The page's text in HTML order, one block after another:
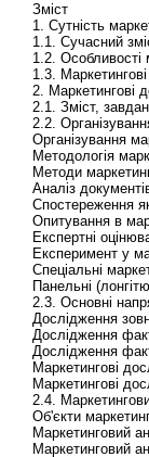
Зміст
1. Сутність
1.1. Сучасний
1.2. Особливості
1.3.
2. Маркетингові
2.1. Зміст,
2.2.
Організування
Методологія
Методи
Аналіз
Спостереження
Опитування в
Експертні
Експеримент у
Спеціальні
Панельні
2.3. Основні
Дослідження
Дослідження
Дослідження
Маркетингові
Маркетингові
2.4.
Об'єкти
Маркетинговий
Маркетинговий